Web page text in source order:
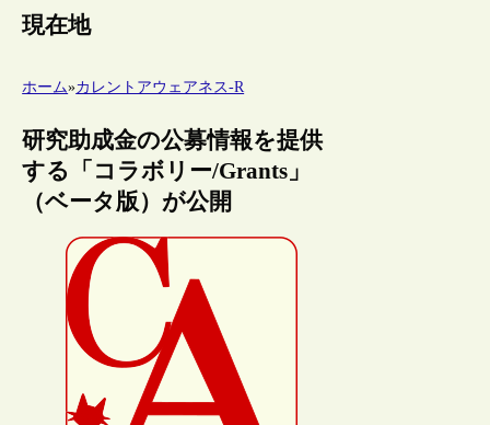
現在地
ホーム»カレントアウェアネス-R
研究助成金の公募情報を提供
する「コラボリー/Grants」
（ベータ版）が公開